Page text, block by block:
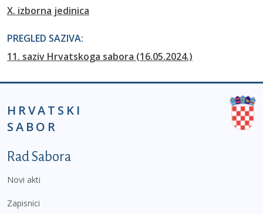
X. izborna jedinica
PREGLED SAZIVA:
11. saziv Hrvatskoga sabora (16.05.2024.)
HRVATSKI
SABOR
Podnožje prvi izbornik
Rad Sabora
Novi akti
Zapisnici